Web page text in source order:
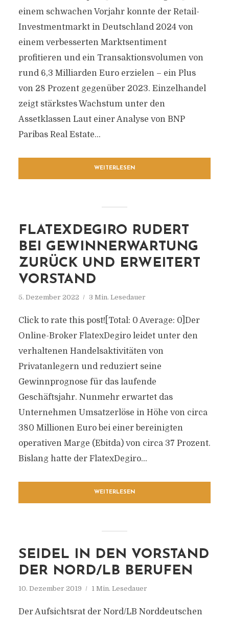
einem schwachen Vorjahr konnte der Retail-
Investmentmarkt in Deutschland 2024 von
einem verbesserten Marktsentiment
profitieren und ein Transaktionsvolumen von
rund 6,3 Milliarden Euro erzielen – ein Plus
von 28 Prozent gegenüber 2023. Einzelhandel
zeigt stärkstes Wachstum unter den
Assetklassen Laut einer Analyse von BNP
Paribas Real Estate...
WEITERLESEN
FLATEXDEGIRO RUDERT
BEI GEWINNERWARTUNG
ZURÜCK UND ERWEITERT
VORSTAND
5. Dezember 2022 3 Min. Lesedauer
Click to rate this post![Total: 0 Average: 0]Der
Online-Broker FlatexDegiro leidet unter den
verhaltenen Handelsaktivitäten von
Privatanlegern und reduziert seine
Gewinnprognose für das laufende
Geschäftsjahr. Nunmehr erwartet das
Unternehmen Umsatzerlöse in Höhe von circa
380 Millionen Euro bei einer bereinigten
operativen Marge (Ebitda) von circa 37 Prozent.
Bislang hatte der FlatexDegiro...
WEITERLESEN
SEIDEL IN DEN VORSTAND
DER NORD/LB BERUFEN
10. Dezember 2019 1 Min. Lesedauer
Der Aufsichtsrat der Nord/LB Norddeutschen